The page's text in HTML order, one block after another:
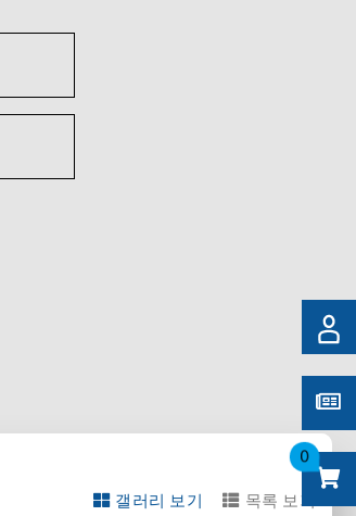
0
갤러리 보기 목록 보기